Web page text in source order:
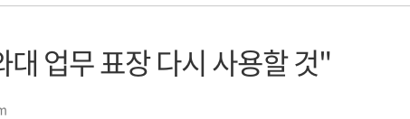
업무 표장 다시 사용할 것"